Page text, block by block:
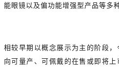
能眼镜以及偏功能增强型产品等多
相较早期以概念展示为主的阶段
向可量产、可佩戴的在售或即将